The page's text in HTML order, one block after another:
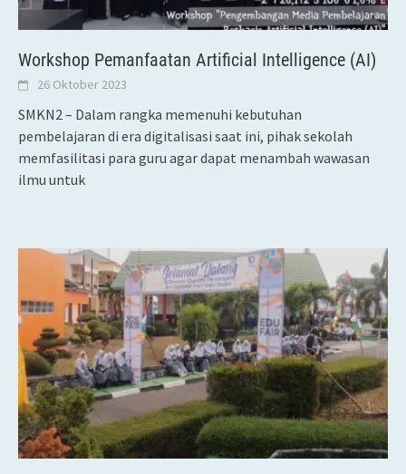
Workshop Pemanfaatan Artificial Intelligence (AI)
26 Oktober 2023
SMKN2 – Dalam rangka memenuhi kebutuhan
pembelajaran di era digitalisasi saat ini, pihak sekolah
memfasilitasi para guru agar dapat menambah wawasan
ilmu untuk